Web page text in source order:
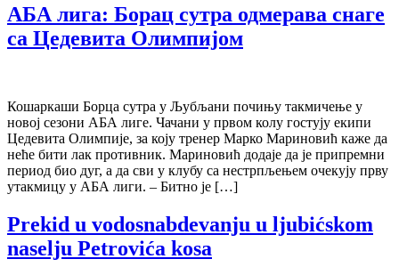
АБА лига: Борац сутра одмерава снаге
са Цедевита Олимпијом
Кошаркаши Борца сутра у Љубљани почињу такмичење у
новој сезони АБА лиге. Чачани у првом колу гостују екипи
Цедевита Олимпије, за коју тренер Марко Мариновић каже да
неће бити лак противник. Мариновић додаје да је припремни
период био дуг, а да сви у клубу са нестрпљењем очекују прву
утакмицу у АБА лиги. – Битно је […]
Prekid u vodosnabdevanju u ljubićskom
naselju Petrovića kosa